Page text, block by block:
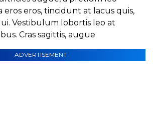
eros eros, tincidunt at lacus quis,
Vestibulum lobortis leo at
Cras sagittis, augue
ADVERTISEMENT